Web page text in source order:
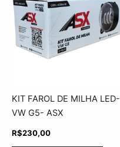
KIT FAROL DE MILHA LED-
VW G5- ASX
R$230,00